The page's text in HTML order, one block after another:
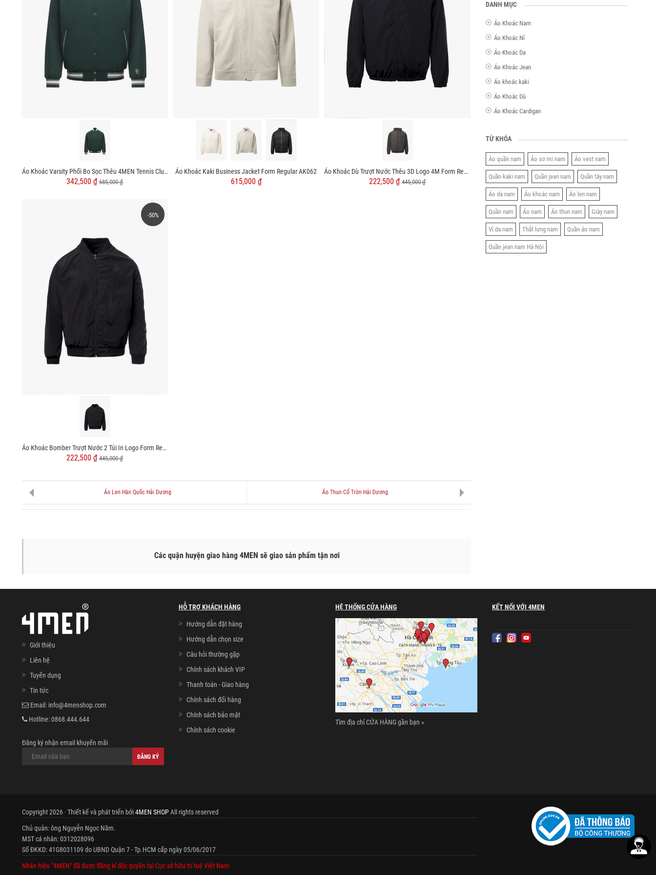
Áo Khoác Varsity Phối Bo Sọc Thêu 4MEN Tennis Club Form Regular AK059
342,500 ₫685,000 ₫
Áo Khoác Kaki Business Jacket Form Regular AK062
615,000 ₫
Áo Khoác Dù Trượt Nước Thêu 3D Logo 4M Form Regular AK069
222,500 ₫445,000 ₫
-50%
-50%
Áo Khoác Bomber Trượt Nước 2 Túi In Logo Form Regular AK066
222,500 ₫445,000 ₫
Áo Len Hàn Quốc Hải Dương Áo Thun Cổ Tròn Hải Dương
Các quận huyện giao hàng 4MEN sẽ giao sản phẩm tận nơi
DANH MỤC
Áo Khoác Nam
Áo Khoác Nỉ
Áo Khoác Da
Áo Khoác Jean
Áo khoác kaki
Áo Khoác Dù
Áo Khoác Cardigan
TỪ KHÓA
Áo quần nam Áo sơ mi nam Áo vest nam
Quần kaki nam Quần jean nam Quần tây nam
Áo da nam Áo khoác nam Áo len nam
Quần nam Áo nam Áo thun nam Giày nam
Ví da nam Thắt lưng nam Quần áo nam
Quần jean nam Hà Nội
Giới thiệu
Liên hệ
Tuyển dụng
Tin tức
Email: info@4menshop.com
Hotline:0868.444.644
Đăng ký nhận email khuyến mãi
ĐĂNG KÝ
HỖ TRỢ KHÁCH HÀNG
Hướng dẫn đặt hàng
Hướng dẫn chọn size
Câu hỏi thường gặp
Chính sách khách VIP
Thanh toán - Giao hàng
Chính sách đổi hàng
Chính sách bảo mật
Chính sách cookie
HỆ THỐNG CỬA HÀNG
Tìm địa chỉ CỬA HÀNG gần bạn »
KẾT NỐI VỚI 4MEN
Copyright 2026 · Thiết kế và phát triển bởi4MEN SHOPAll rights reserved
Chủ quản: ông Nguyễn Ngọc Năm.
MST cá nhân: 0312028096
Số ĐKKD: 41G8031109 do UBND Quận 7 - Tp.HCM cấp ngày 05/06/2017
Nhãn hiệu "4MEN" đã được đăng kí độc quyền tại Cục sở hữu trí tuệ Việt Nam